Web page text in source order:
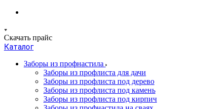
Скачать прайс
Каталог
Заборы из профнастила
Заборы из профлиста для дачи
Заборы из профлиста под дерево
Заборы из профлиста под камень
Заборы из профлиста под кирпич